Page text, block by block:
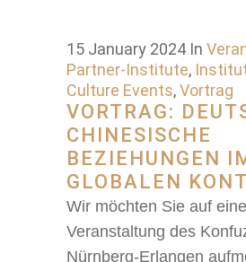
15 January 2024 In
Partner-Institute,
Culture Events,Vortrag
VORTRAG:
CHINESISCHE
BEZIEHUNGEN
GLOBALEN
Wir möchten Sie auf eine
Veranstaltung des
Nürnberg-Erlangen